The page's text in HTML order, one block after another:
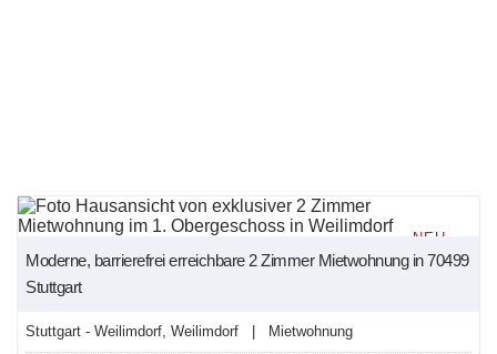
NEU
Moderne, barrierefrei erreichbare 2 Zimmer Mietwohnung in 70499
Stuttgart
Stuttgart - Weilimdorf, Weilimdorf | Mietwohnung